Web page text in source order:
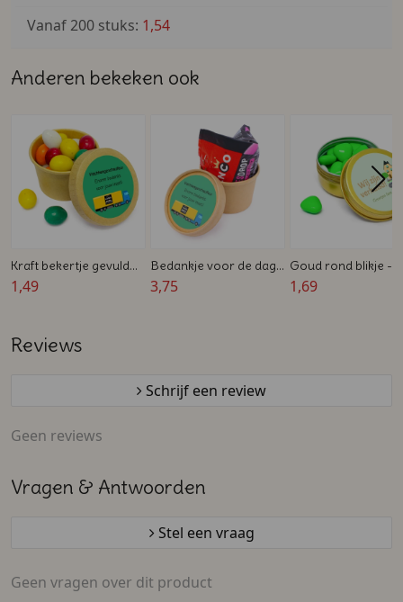
Vanaf 200 stuks: 1,54
Anderen bekeken ook
Kraft bekertje gevuld
met snoepjes - Dag
1,49
Bedankje voor de dag
van de
3,75
Goud rond blikje -
Bedankje voor
1,69
Reviews
Schrijf een review
Geen reviews
Vragen & Antwoorden
Stel een vraag
Geen vragen over dit product